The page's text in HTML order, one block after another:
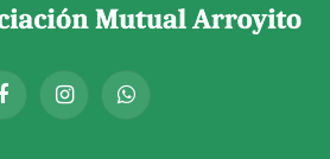
FacebookInstagramWhatsApp